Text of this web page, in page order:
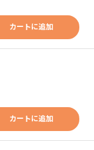
カートに追加
カートに追加